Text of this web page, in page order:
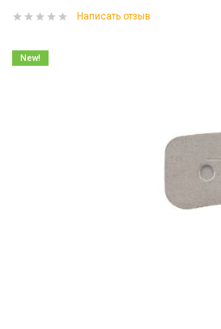
Написать отзыв
New!